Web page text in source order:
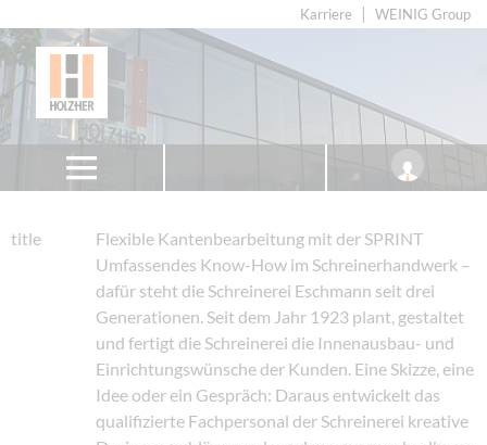
Karriere WEINIG Group
title Flexible Kantenbearbeitung mit der SPRINT
Umfassendes Know-How im Schreinerhandwerk –
dafür steht die Schreinerei Eschmann seit drei
Generationen. Seit dem Jahr 1923 plant, gestaltet
und fertigt die Schreinerei die Innenausbau- und
Einrichtungswünsche der Kunden. Eine Skizze, eine
Idee oder ein Gespräch: Daraus entwickelt das
qualifizierte Fachpersonal der Schreinerei kreative